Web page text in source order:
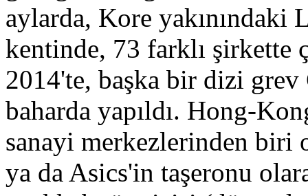
aylarda, Kore yakınındaki
kentinde, 73 farklı şirkette
2014'te, başka bir dizi
baharda yapıldı. Hong-
sanayi merkezlerinden biri
ya da Asics'in taşeronu